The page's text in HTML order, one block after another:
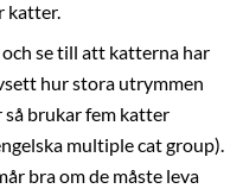
katter.
se till att katterna har
hur stora utrymmen
så brukar fem katter
multiple cat group).
bra om de måste leva